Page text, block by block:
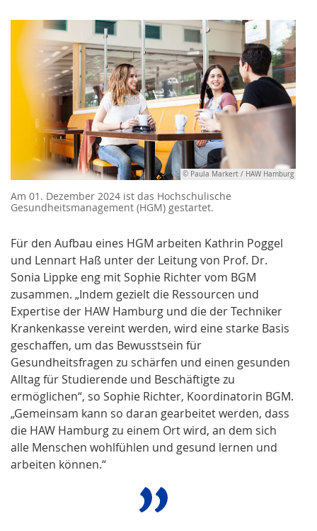
© Paula Markert / HAW Hamburg
Am 01. Dezember 2024 ist das Hochschulische
Gesundheitsmanagement (HGM) gestartet.
Für den Aufbau eines HGM arbeiten Kathrin Poggel
und Lennart Haß unter der Leitung von Prof. Dr.
Sonia Lippke eng mit Sophie Richter vom BGM
zusammen. „Indem gezielt die Ressourcen und
Expertise der HAW Hamburg und die der Techniker
Krankenkasse vereint werden, wird eine starke Basis
geschaffen, um das Bewusstsein für
Gesundheitsfragen zu schärfen und einen gesunden
Alltag für Studierende und Beschäftigte zu
ermöglichen“, so Sophie Richter, Koordinatorin BGM.
„Gemeinsam kann so daran gearbeitet werden, dass
die HAW Hamburg zu einem Ort wird, an dem sich
alle Menschen wohlfühlen und gesund lernen und
arbeiten können.“